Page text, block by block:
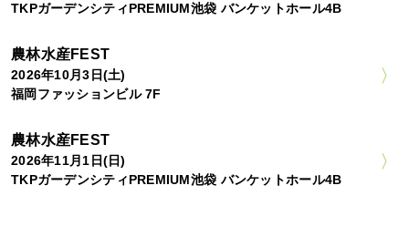
TKPガーデンシティPREMIUM池袋 バンケットホール4B
農林水産FEST
2026年10月3日(土)
福岡ファッションビル 7F
農林水産FEST
2026年11月1日(日)
TKPガーデンシティPREMIUM池袋 バンケットホール4B